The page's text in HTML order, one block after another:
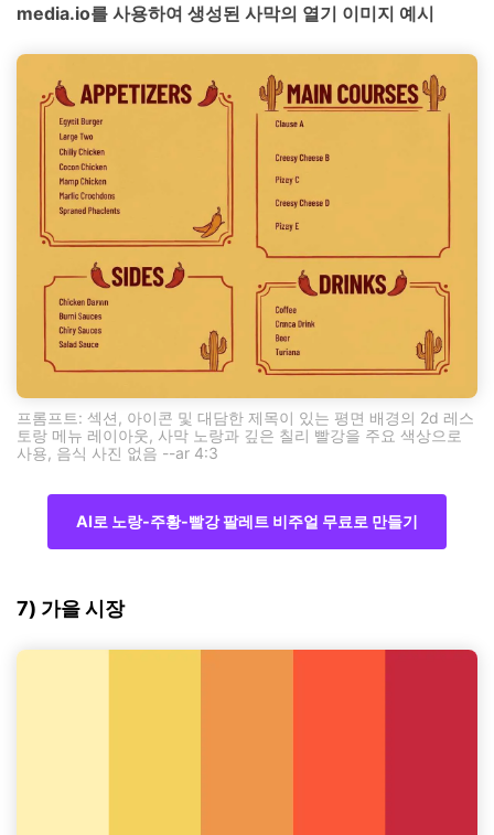
media.io를 사용하여 생성된 사막의 열기 이미지 예시
프롬프트: 섹션, 아이콘 및 대담한 제목이 있는 평면 배경의 2d 레스
토랑 메뉴 레이아웃, 사막 노랑과 깊은 칠리 빨강을 주요 색상으로
사용, 음식 사진 없음 --ar 4:3
AI로 노랑-주황-빨강 팔레트 비주얼 무료로 만들기
7) 가을 시장